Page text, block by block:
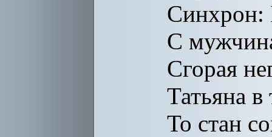
Синхрон:
С
Сгорая
Татьяна
То стан